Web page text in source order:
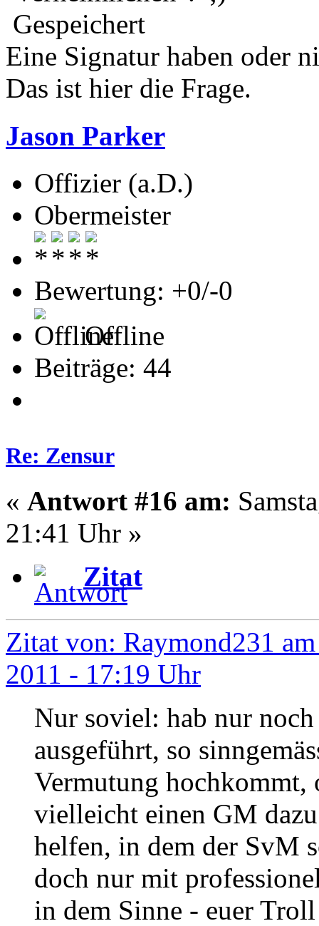
Gespeichert
Eine Signatur haben oder
Das ist hier die Frage.
Jason Parker
Offizier (a.D.)
Obermeister
Bewertung: +0/-0
Offline
Beiträge: 44
Re: Zensur
« Antwort #16 am:
21:41 Uhr »
Zitat
Zitat von: Raymond231
2011 - 17:19 Uhr
Nur soviel: hab nur
ausgeführt, so
Vermutung
vielleicht einen GM
helfen, in dem der SvM
doch nur mit
in dem Sinne - euer